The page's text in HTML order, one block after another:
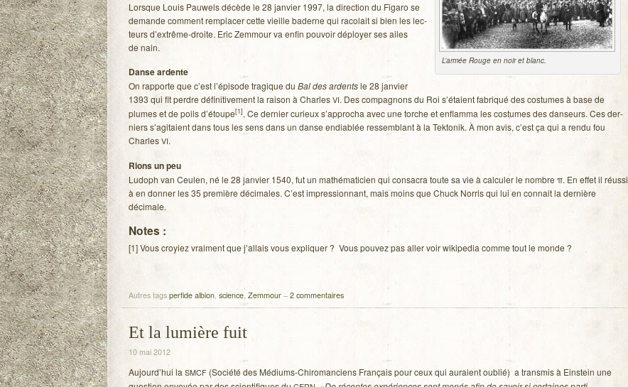
L’armée Rouge en noir et blanc.
Lorsque Louis Pau­wels décède le 28 jan­vier 1997, la direc­tion du Figaro se
demande com­ment rem­pla­cer cette vieille baderne qui raco­lait si bien les lec­
teurs d’extrême-droite. Eric Zem­mour va enfin pou­voir déployer ses ailes
de nain.
Danse ardente
On rap­porte que c’est l’épisode tra­gique du Bal des ardentsle 28 jan­vier
1393 qui fit perdre défi­ni­ti­ve­ment la rai­son à Charles VI. Des com­pa­gnons du Roi s’étaient fabri­qué des cos­tumes à base de
plumes et de poils d’étoupe[1]. Ce der­nier curieux s’approcha avec une torche et enflamma les cos­tumes des dan­seurs. Ces der­
niers s’agitaient dans tous les sens dans un danse endia­blée res­sem­blant à la Tek­to­nik. À mon avis, c’est ça qui a rendu fou
Charles VI.
Rions un peu
Ludoph van Ceu­len, né le 28 jan­vier 1540, fut un mathé­ma­ti­cien qui consa­cra toute sa vie à cal­cu­ler le nombre π. En effet il réussi
à en don­ner les 35 pre­mière déci­males. C’est impres­sion­nant, mais moins que Chuck Nor­ris qui lui en connait la der­nière
décimale.
Notes :
[1] Vous croyiez vrai­ment que j’allais vous expli­quer ? Vous pou­vez pas aller voir wiki­pe­dia comme tout le monde ?
Autres tags perfide albion, science, Zemmour– 2 commentaires
Et la lumière fuit
10 mai 2012
Aujourd’hui la SMCF(Société des Médiums-Chiromanciens Fran­çais pour ceux qui auraient oublié) a trans­mis à Ein­stein une